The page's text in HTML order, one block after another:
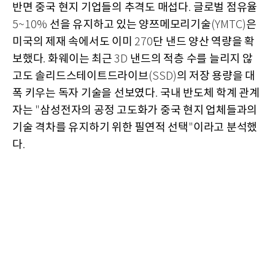
반면 중국 현지 기업들의 추격도 매섭다. 글로벌 점유율
5~10% 선을 유지하고 있는 양쯔메모리기술(YMTC)은
미국의 제재 속에서도 이미 270단 낸드 양산 역량을 확
보했다.화웨이는 최근3D 낸드의 적층 수를 늘리지 않
고도 솔리드스테이트드라이브(SSD)의 저장 용량을 대
폭 키우는 독자 기술을 선보였다. 국내 반도체 학계 관계
자는 "삼성전자의 공정 고도화가 중국 현지 업체들과의
기술 격차를 유지하기 위한 필연적 선택"이라고 분석했
다.